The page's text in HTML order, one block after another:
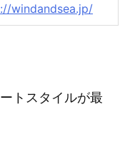
windandsea.jp/
トスタイルが最